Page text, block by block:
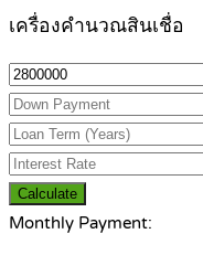
เครื่องคำนวณสินเชื่อ
Calculate
Monthly Payment: